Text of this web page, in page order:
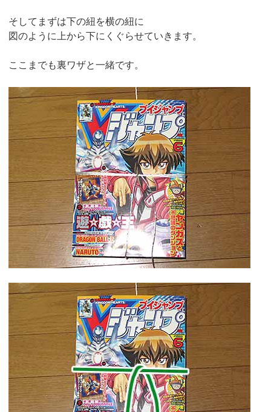
そしてまずは下の紐を横の紐に
図のように上から下にくぐらせていきます。
ここまでも裏ワザと一緒です。